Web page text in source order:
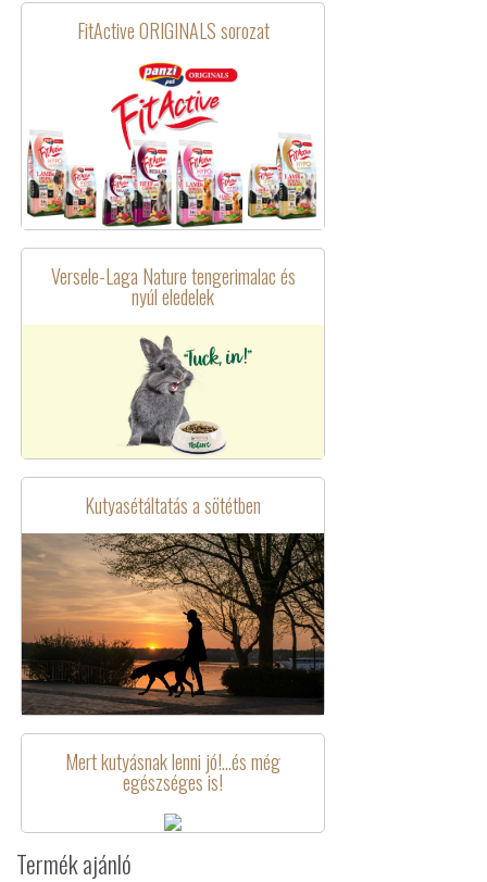
FitActive ORIGINALS sorozat
Versele-Laga Nature tengerimalac és
nyúl eledelek
Kutyasétáltatás a sötétben
Mert kutyásnak lenni jó!...és még
egészséges is!
Termék ajánló